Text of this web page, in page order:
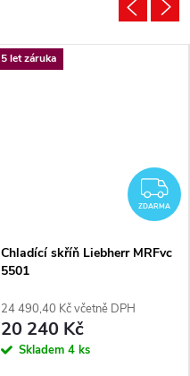
5 let záruka
ZDARMA
Chladící skříň Liebherr MRFvc
5501
24 490,40 Kč včetně DPH
20 240 Kč
Skladem 4 ks